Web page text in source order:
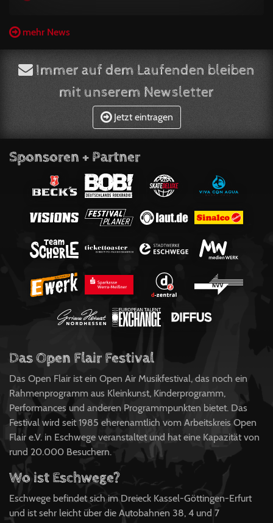
mehr News
Immer auf dem Laufenden bleiben
mit unserem Newsletter
Jetzt eintragen
Sponsoren + Partner
Das Open Flair Festival
Das Open Flair ist ein Open Air Musikfestival, das noch ein
Rahmenprogramm aus Kleinkunst, Kinderprogramm,
Performances und anderen Programmpunkten bietet. Das
Festival wird seit 1985 eherenamtlich vom Arbeitskreis Open
Flair e.V. in Eschwege veranstaltet und hat eine Kapazität von
rund 20.000 Besuchern.
Wo ist Eschwege?
Eschwege befindet sich im Dreieck Kassel-Göttingen-Erfurt
und ist sehr leicht über die Autobahnen 38, 4 und 7